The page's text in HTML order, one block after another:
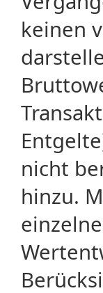
Aktienindex
Aktionärsbrief
Aktiva
Aktueller
All Time Low
All-or-None
All-time-High
Allzeithoch
Alte Aktie
Am Geld
American
American
American
keinen
nicht
hinzu.